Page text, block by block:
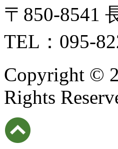
〒850-8541
TEL：095-
Copyright ©
Rights